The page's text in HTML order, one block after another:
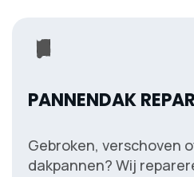
PANNENDAK
Gebroken, verschoven
dakpannen? Wij